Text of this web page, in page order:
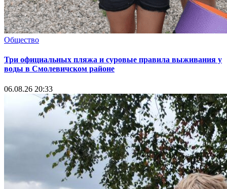
Общество
Три официальных пляжа и суровые правила выживания у
воды в Смолевичском районе
06.08.26 20:33